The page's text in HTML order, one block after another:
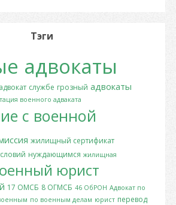
Тэги
адвокаты
адвокат службе грозный адвокаты
военного адваката
с военной
жилищный сертификат
нуждающимся жилищная
юрист
17 ОМСБ 8 ОГМСБ 46 ОбРОН Адвокат по
по военным делам юрист перевод